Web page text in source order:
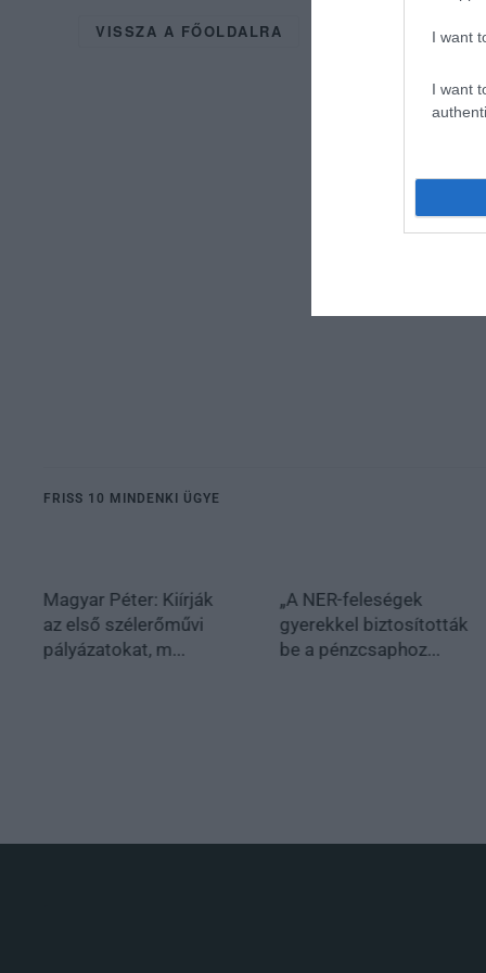
I want
I want
VISSZA A FŐOLDALRA
FRISS 10 MINDENKI ÜGYE
Magyar Péter: Kiírják
az első szélerőművi
pályázatokat, m...
„A NER-feleségek
gyerekkel biztosították
be a pénzcsaphoz...